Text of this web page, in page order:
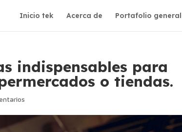
Inicio tek Acerca de Portafolio general
indispensables para
o tiendas.